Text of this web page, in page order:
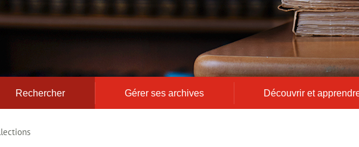
Rechercher Gérer ses archives Découvrir et